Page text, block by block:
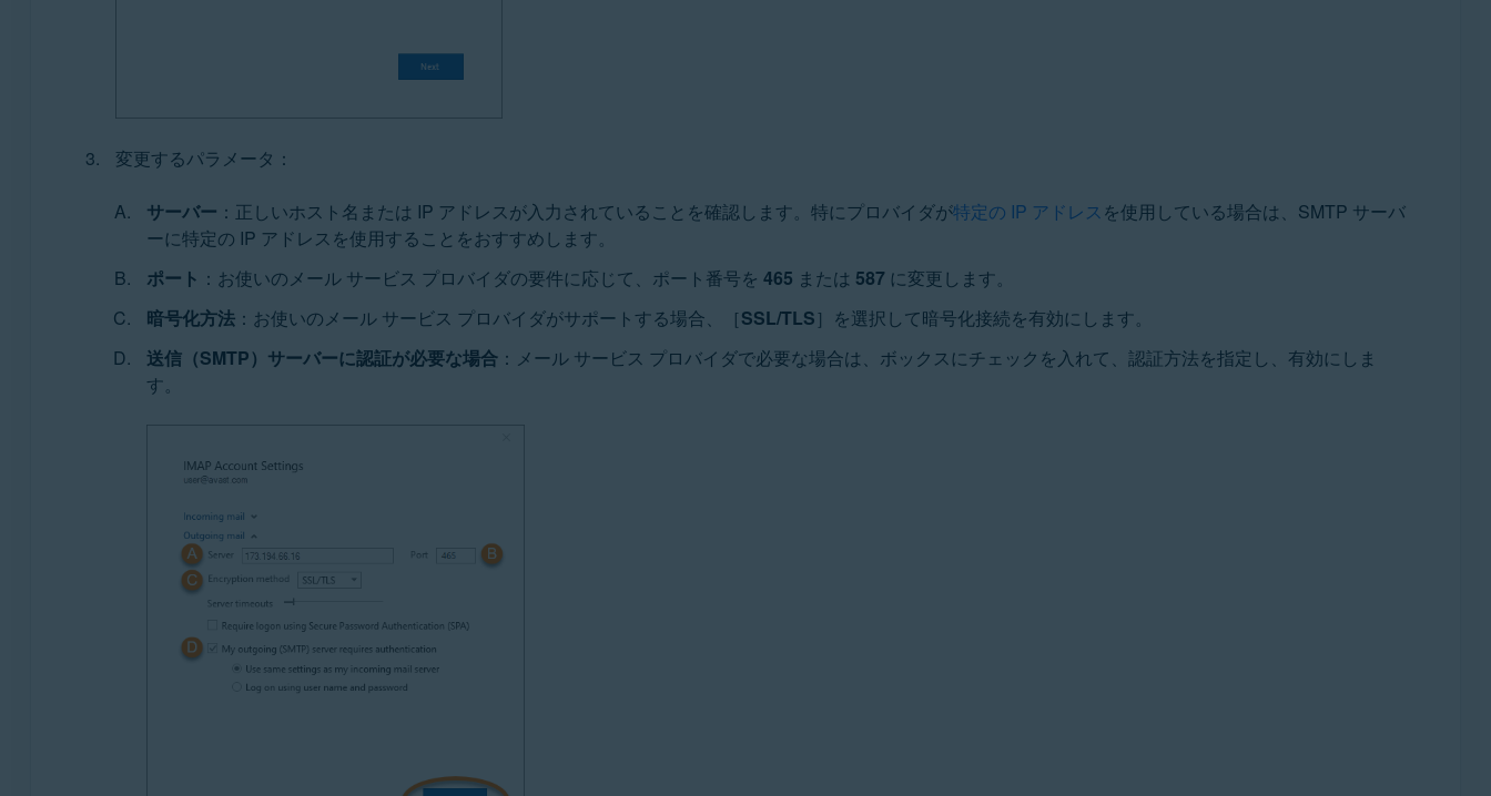
変更するパラメータ：
サーバー ：正しいホスト名または IP アドレスが入力されていることを確認します。特にプロバイダが特定の IP アドレスを使用している場合は、SMTP サーバ
ーに特定の IP アドレスを使用することをおすすめします。
ポート ：お使いのメール サービス プロバイダの要件に応じて、ポート番号を 465 または 587 に変更します。
暗号化方法：お使いのメール サービス プロバイダがサポートする場合、［SSL/TLS］を選択して暗号化接続を有効にします。
送信（SMTP）サーバーに認証が必要な場合：メール サービス プロバイダで必要な場合は、ボックスにチェックを入れて、認証方法を指定し、有効にしま
す。